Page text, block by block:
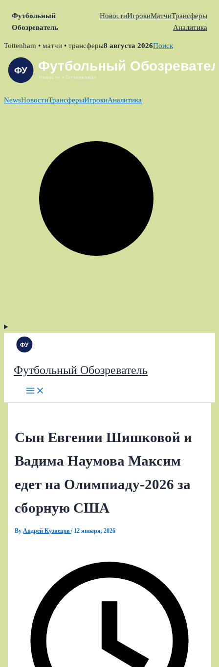
Футбольный
Обозреватель
НовостиИгрокиМатчиТрансферы
Аналитика
Skip
content
Tottenham • матчи • трансферы8 августа 2026Поиск
NewsНовостиТрансферыИгрокиАналитика
Футбольный Обозреватель
Сын Евгении Шишковой и
Вадима Наумова Максим
едет на Олимпиаду‑2026 за
сборную США
ByАндрей Кузнецов/ 12 января, 2026